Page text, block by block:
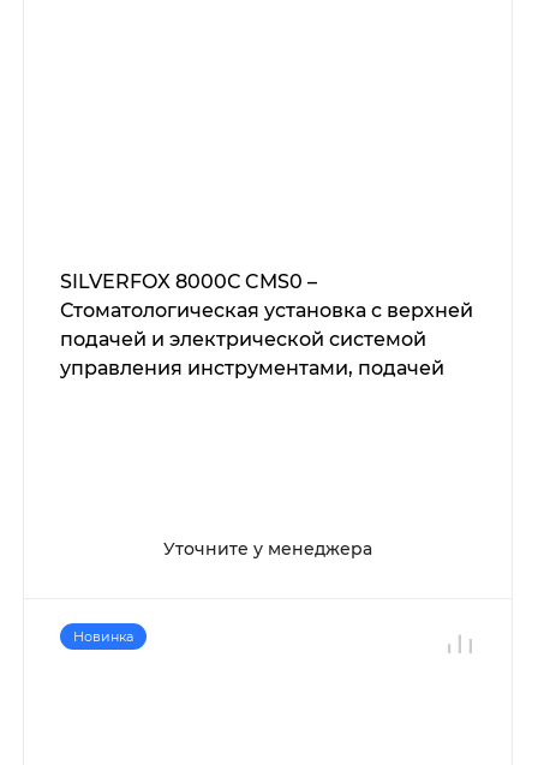
SILVERFOX 8000С CMS0 –
Стоматологическая установка с верхней
подачей и электрической системой
управления инструментами, подачей
Уточните у менеджера
Новинка